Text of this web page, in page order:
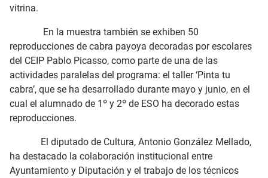
vitrina.
En la muestra también se exhiben 50
reproducciones de cabra payoya decoradas por escolares
del CEIP Pablo Picasso, como parte de una de las
actividades paralelas del programa: el taller ‘Pinta tu
cabra’, que se ha desarrollado durante mayo y junio, en el
cual el alumnado de 1º y 2º de ESO ha decorado estas
reproducciones.
El diputado de Cultura, Antonio González Mellado,
ha destacado la colaboración institucional entre
Ayuntamiento y Diputación y el trabajo de los técnicos